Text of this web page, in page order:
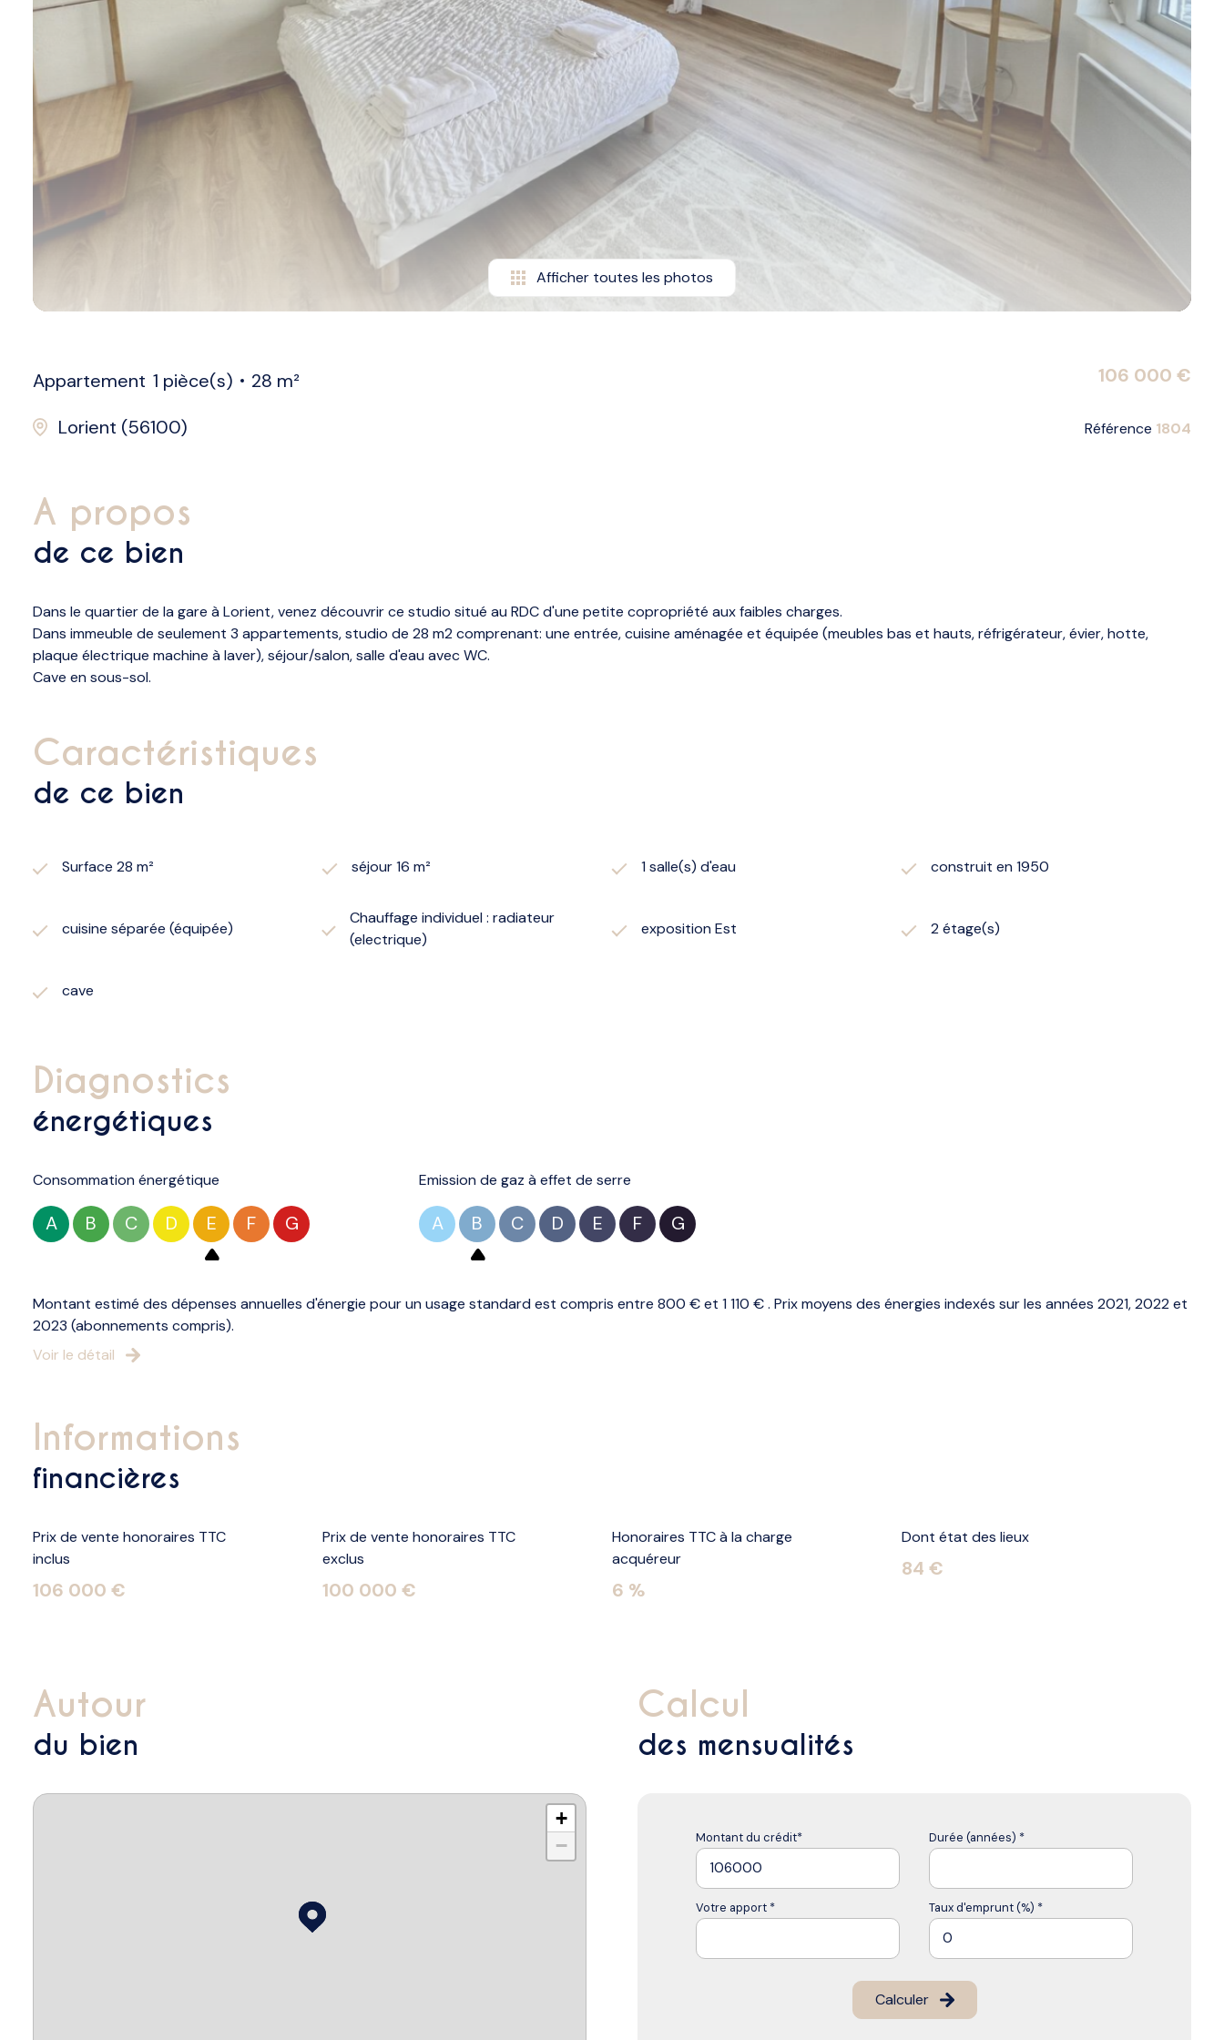
Afficher toutes les photos
Appartement 1 pièce(s)
28 m²
Lorient (56100)
106 000 €
Référence 1804
a propos
de ce bien
Dans le quartier de la gare à Lorient, venez découvrir ce studio situé au RDC d'une petite copropriété aux faibles charges.
Dans immeuble de seulement 3 appartements, studio de 28 m2 comprenant: une entrée, cuisine aménagée et équipée (meubles bas et hauts, réfrigérateur, évier, hotte,
plaque électrique machine à laver), séjour/salon, salle d'eau avec WC.
Cave en sous-sol.
caractéristiques
de ce bien
Surface 28 m² séjour 16 m² 1 salle(s) d'eau construit en 1950
cuisine séparée (équipée)
Chauffage individuel : radiateur
(electrique)
exposition Est 2 étage(s)
cave
diagnostics
énergétiques
Consommation énergétique
A B C D E F G
Emission de gaz à effet de serre
A B C D E F G
Montant estimé des dépenses annuelles d'énergie pour un usage standard est compris entre 800 € et 1 110 € . Prix moyens des énergies indexés sur les années 2021, 2022 et
2023 (abonnements compris).
Voir le détail
informations
financières
Prix de vente honoraires TTC
inclus
106 000 €
Prix de vente honoraires TTC
exclus
100 000 €
Honoraires TTC à la charge
acquéreur
6 %
Dont état des lieux
84 €
autour
du bien
+
−
calcul
des mensualités
Montant du crédit* Durée (années) *
Votre apport * Taux d'emprunt (%) *
Calculer